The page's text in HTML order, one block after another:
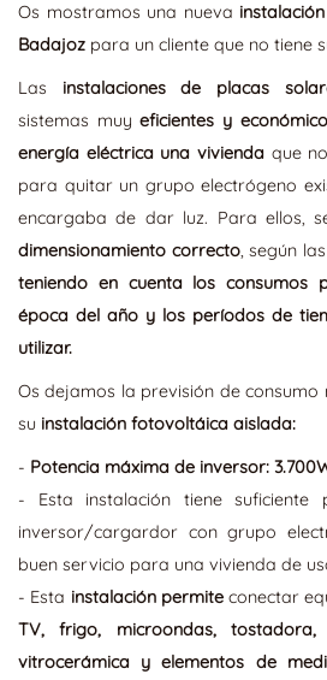
Os mostramos una nueva
Badajoz para un cliente que no tiene
Las instalaciones de placas
sistemas muyeficientes y
energía eléctrica una vivienda que
para quitar un grupo electrógeno
encargaba de dar luz. Para ellos,
dimensionamiento correcto, según
teniendo en cuenta los consumos
época del año y los períodos de
utilizar.
Os dejamos la previsión de
su instalación fotovoltáica aislada:
- Potencia máxima de inversor:
- Esta instalación tiene suficiente
inversor/cargardor con grupo
buen servicio para una vivienda de
- Esta instalación permiteconectar
TV, frigo, microondas,
vitrocerámica y elementos de